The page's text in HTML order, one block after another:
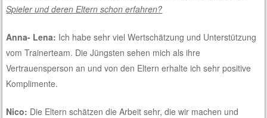
Spieler und deren Eltern schon erfahren?
Anna- Lena: Ich habe sehr viel Wertschätzung und Unterstützung
vom Trainerteam. Die Jüngsten sehen mich als ihre
Vertrauensperson an und von den Eltern erhalte ich sehr positive
Komplimente.
Nico: Die Eltern schätzen die Arbeit sehr, die wir machen und